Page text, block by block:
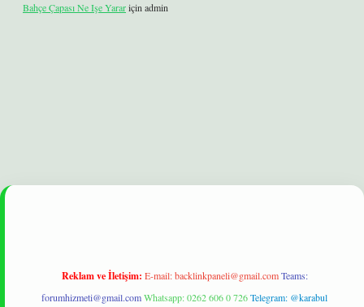
Bahçe Çapası Ne Işe Yarariçin admin
betexper yeni girişilbet
Reklam ve İletişim: E-mail:backlinkpaneli@gmail.com Teams:
forumhizmeti@gmail.comWhatsapp: 0262 606 0 726Telegram: @karabul